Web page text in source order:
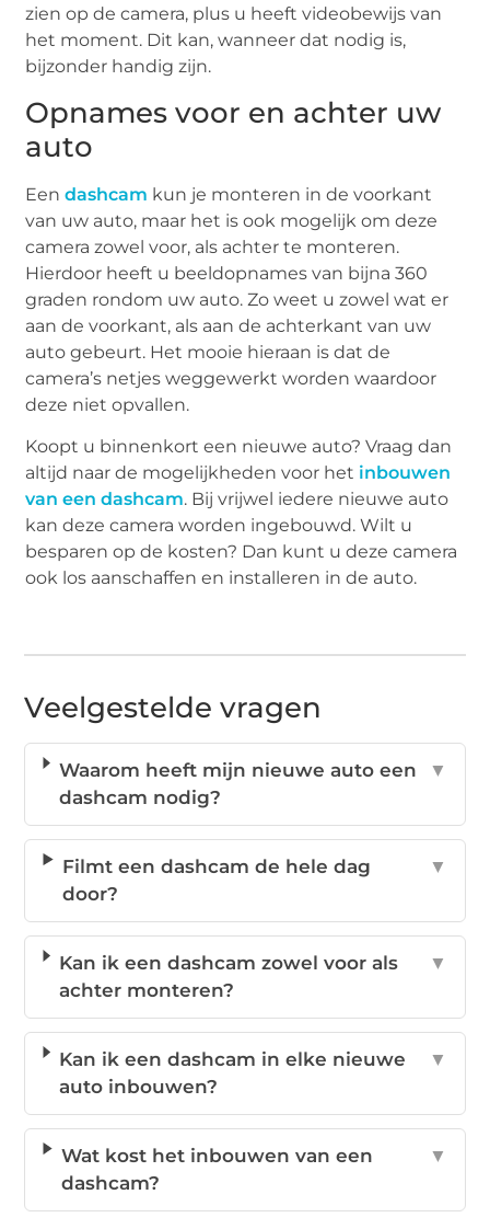
zien op de camera, plus u heeft videobewijs van
het moment. Dit kan, wanneer dat nodig is,
bijzonder handig zijn.
Opnames voor en achter uw
auto
Eendashcam kun je monteren in de voorkant
van uw auto, maar het is ook mogelijk om deze
camera zowel voor, als achter te monteren.
Hierdoor heeft u beeldopnames van bijna 360
graden rondom uw auto. Zo weet u zowel wat er
aan de voorkant, als aan de achterkant van uw
auto gebeurt. Het mooie hieraan is dat de
camera’s netjes weggewerkt worden waardoor
deze niet opvallen.
Koopt u binnenkort een nieuwe auto? Vraag dan
altijd naar de mogelijkheden voor het inbouwen
van een dashcam. Bij vrijwel iedere nieuwe auto
kan deze camera worden ingebouwd. Wilt u
besparen op de kosten? Dan kunt u deze camera
ook los aanschaffen en installeren in de auto.
Veelgestelde vragen
Waarom heeft mijn nieuwe auto een
dashcam nodig?
▼
Filmt een dashcam de hele dag
door?
▼
Kan ik een dashcam zowel voor als
achter monteren?
▼
Kan ik een dashcam in elke nieuwe
auto inbouwen?
▼
Wat kost het inbouwen van een
dashcam?
▼